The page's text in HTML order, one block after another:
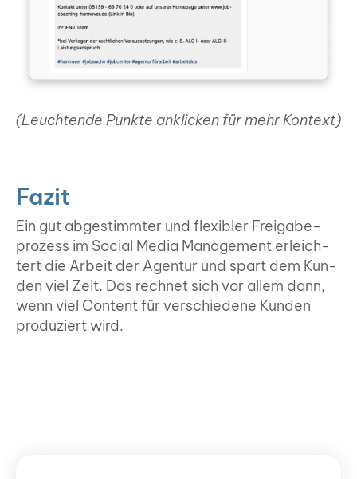
(Leuch­ten­de Punk­te ankli­cken für mehr Kon­text)
Fazit
Ein gut abge­stimm­ter und fle­xi­bler Frei­ga­be­
pro­zess im Social Media Manage­ment erleich­
tert die Arbeit der Agen­tur und spart dem Kun­
den viel Zeit. Das rech­net sich vor allem dann,
wenn viel Con­tent für ver­schie­de­ne Kun­den
pro­du­ziert wird.